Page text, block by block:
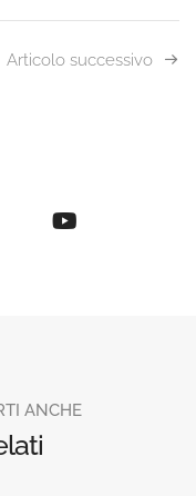
Articolo successivo
ANCHE